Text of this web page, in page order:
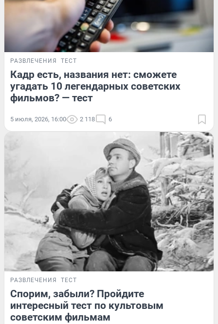
РАЗВЛЕЧЕНИЯ ТЕСТ
Кадр есть, названия нет: сможете
угадать 10 легендарных советских
фильмов? — тест
5 июля, 2026, 16:00 2 118 6
РАЗВЛЕЧЕНИЯ ТЕСТ
Спорим, забыли? Пройдите
интересный тест по культовым
советским фильмам